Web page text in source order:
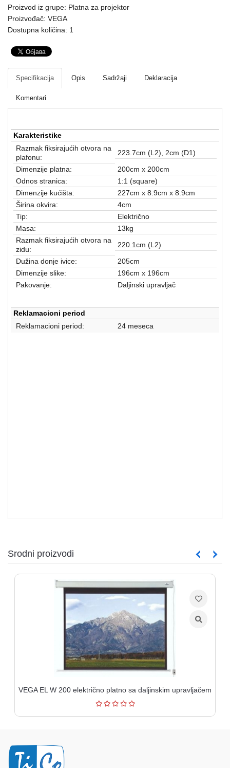
Mrežna
oprema
Gaming
Fotoaparati
kamere
aparati
Software
Sve
kategorije
Proizvod iz grupe: Platna za projektor
Proizvođač: VEGA
Dostupna količina: 1
Specifikacija Opis Sadržaji Deklaracija
Komentari
Karakteristike
Razmak fiksirajućih otvora na
plafonu:
223.7cm (L2), 2cm (D1)
Dimenzije platna:
200cm x 200cm
Odnos stranica:
1:1 (square)
Dimenzije kućišta:
227cm x 8.9cm x 8.9cm
Širina okvira:
4cm
Tip:
Električno
Masa:
13kg
Razmak fiksirajućih otvora na
zidu:
220.1cm (L2)
Dužina donje ivice:
205cm
Dimenzije slike:
196cm x 196cm
Pakovanje:
Daljinski upravljač
Reklamacioni period
Reklamacioni period:
24 meseca
Srodni proizvodi
VEGA EL W 200 električno platno sa daljinskim upravljačem